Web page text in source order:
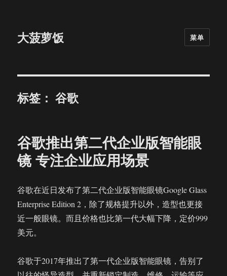
大菠萝饭 菜单
标签：谷歌
谷歌推出第二代企业版智能眼
镜 专注企业应用场景
谷歌在近日发布了第二代企业版智能眼镜Google Glass
Enterprise Edition 2，除了规格提升以外，造型也更接
近一般眼镜。而且价格也比第一代大幅下降，定价999
美元。
谷歌于2017年推出了第一代企业版智能眼镜，告别了